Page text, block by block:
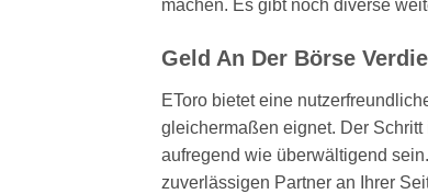
machen. Es gibt noch diverse
Geld An Der Börse
EToro bietet eine
gleichermaßen eignet. Der
aufregend wie überwältigend
zuverlässigen Partner an Ihrer